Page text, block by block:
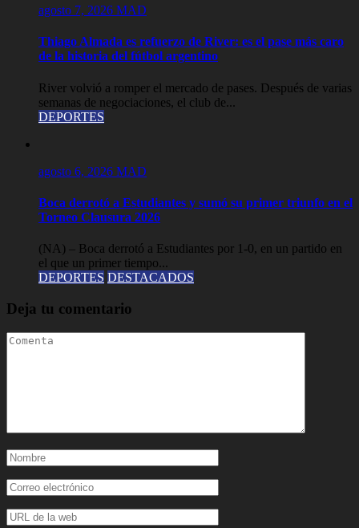
agosto 7, 2026 MAD
Thiago Almada es refuerzo de River: es el pase más caro
de la historia del fútbol argentino
River volvió a romper el mercado de pases. Después de varias
semanas de negociaciones, el club de...
DEPORTES
agosto 6, 2026 MAD
Boca derrotó a Estudiantes y sumó su primer triunfo en el
Torneo Clausura 2026
(NA) – Boca derrotó a Estudiantes por 1-0, en un partido en
el que un primer tiempo...
DEPORTES DESTACADOS
Deja tu comentario